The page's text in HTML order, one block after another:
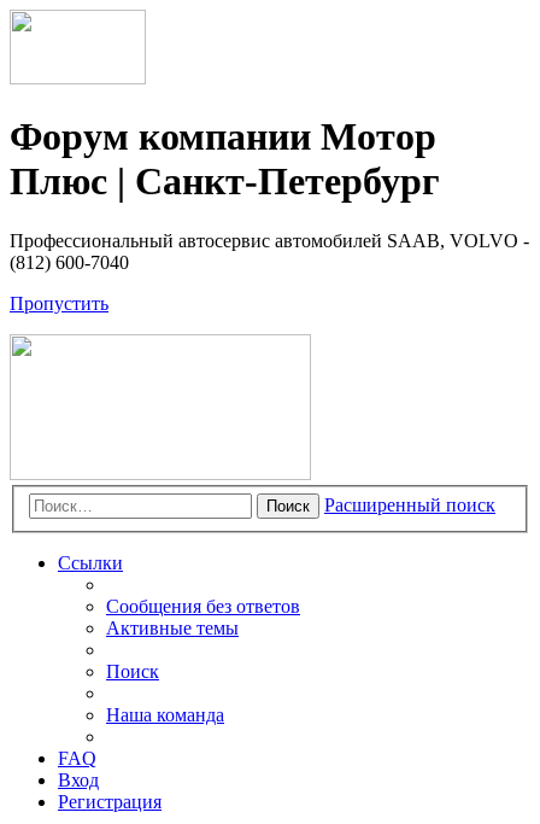
Форум компании Мотор
Плюс | Санкт-Петербург
Профессиональный автосервис автомобилей SAAB, VOLVO -
(812) 600-7040
Пропустить
Поиск Расширенный поиск
Ссылки
Сообщения без ответов
Активные темы
Поиск
Наша команда
FAQ
Вход
Регистрация